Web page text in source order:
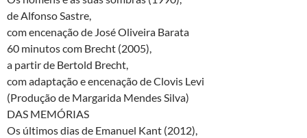
de Alfonso Sastre,
com encenação de José Oliveira Barata
60 minutos com Brecht (2005),
a partir de Bertold Brecht,
com adaptação e encenação de Clovis Levi
(Produção de Margarida Mendes Silva)
DAS MEMÓRIAS
Os últimos dias de Emanuel Kant (2012),